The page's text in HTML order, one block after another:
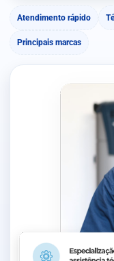
Atendimento rápido
Principais marcas